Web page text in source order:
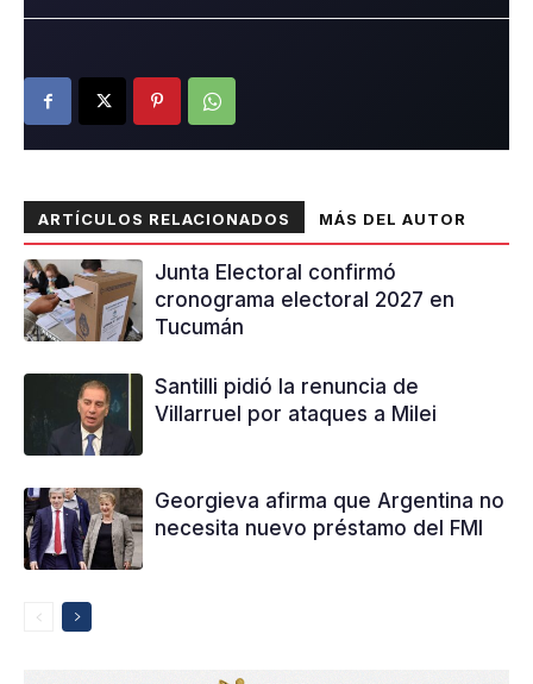
ARTÍCULOS RELACIONADOS MÁS DEL AUTOR
Junta Electoral confirmó
cronograma electoral 2027 en
Tucumán
Santilli pidió la renuncia de
Villarruel por ataques a Milei
Georgieva afirma que Argentina no
necesita nuevo préstamo del FMI